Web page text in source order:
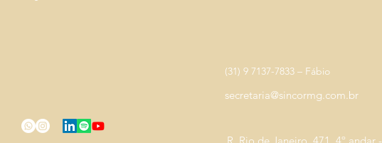
(31) 9 7137-7833 – Fábio
secretaria@sincormg.com.br